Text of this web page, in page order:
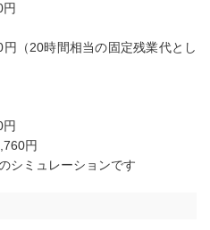
（20時間相当の固定残業代とし
円
シミュレーションです